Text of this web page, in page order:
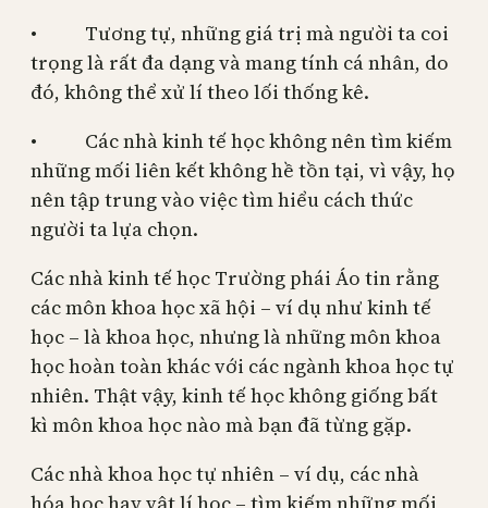
• Tương tự, những giá trị mà người ta coi
trọng là rất đa dạng và mang tính cá nhân, do
đó, không thể xử lí theo lối thống kê.
• Các nhà kinh tế học không nên tìm kiếm
những mối liên kết không hề tồn tại, vì vậy, họ
nên tập trung vào việc tìm hiểu cách thức
người ta lựa chọn.
Các nhà kinh tế học Trường phái Áo tin rằng
các môn khoa học xã hội – ví dụ như kinh tế
học – là khoa học, nhưng là những môn khoa
học hoàn toàn khác với các ngành khoa học tự
nhiên. Thật vậy, kinh tế học không giống bất
kì môn khoa học nào mà bạn đã từng gặp.
Các nhà khoa học tự nhiên – ví dụ, các nhà